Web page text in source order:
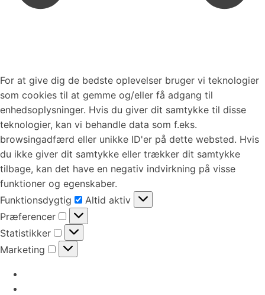
For at give dig de bedste oplevelser bruger vi teknologier
som cookies til at gemme og/eller få adgang til
enhedsoplysninger. Hvis du giver dit samtykke til disse
teknologier, kan vi behandle data som f.eks.
browsingadfærd eller unikke ID'er på dette websted. Hvis
du ikke giver dit samtykke eller trækker dit samtykke
tilbage, kan det have en negativ indvirkning på visse
funktioner og egenskaber.
Funktionsdygtig
Funktionsdygtig
Altid aktiv
Præferencer
Præferencer
Statistikker
Statistikker
Marketing
Marketing